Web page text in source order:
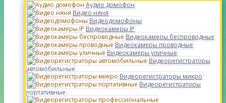
Аудио домофон
Видео няня
Видеодомофоны
Видеокамеры IP
Видеокамеры беспроводные
Видеокамеры проводные
Видеокамеры уличные
Видеорегистраторы
автомобильные
Видеорегистраторы микро
Видеорегистраторы
портативные